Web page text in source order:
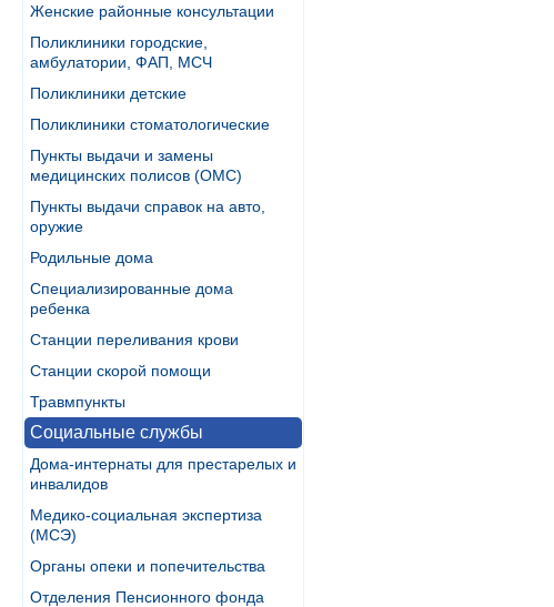
Женские районные консультации
Поликлиники городские,
амбулатории, ФАП, МСЧ
Поликлиники детские
Поликлиники стоматологические
Пункты выдачи и замены
медицинских полисов (ОМС)
Пункты выдачи справок на авто,
оружие
Родильные дома
Специализированные дома
ребенка
Станции переливания крови
Станции скорой помощи
Травмпункты
Социальные службы
Дома-интернаты для престарелых и
инвалидов
Медико-социальная экспертиза
(МСЭ)
Органы опеки и попечительства
Отделения Пенсионного фонда